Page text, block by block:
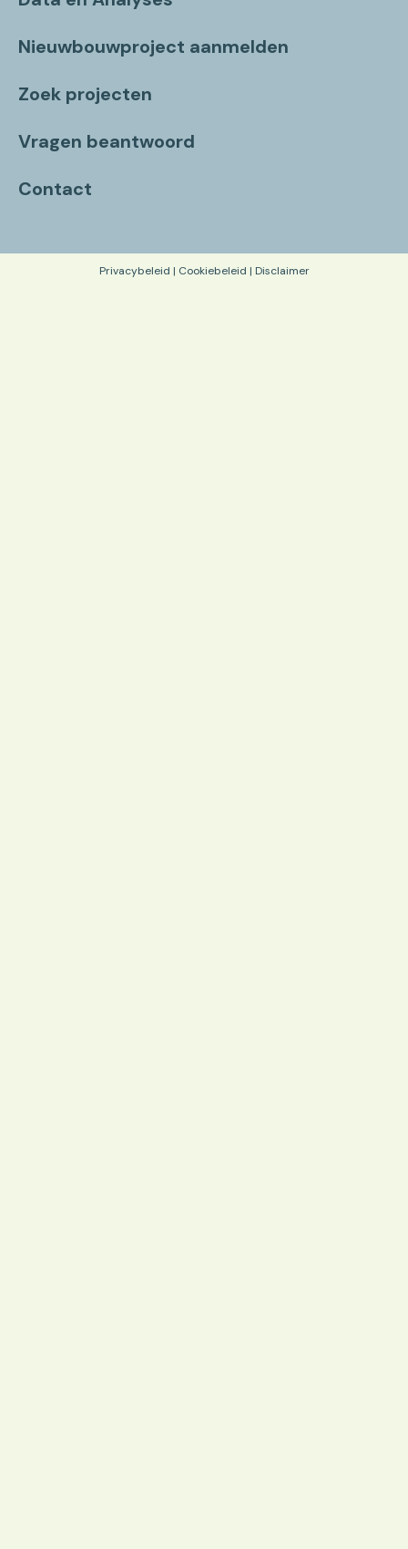
Nieuwbouwproject aanmelden
Zoek projecten
Vragen beantwoord
Contact
Privacybeleid | Cookiebeleid | Disclaimer